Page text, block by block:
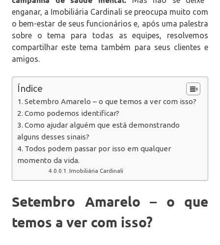
enganar, a Imobiliária Cardinali se preocupa muito com
o bem-estar de seus funcionários e, após uma palestra
sobre o tema para todas as equipes, resolvemos
compartilhar este tema também para seus clientes e
amigos.
Índice
Setembro Amarelo – o que temos a ver com isso?
Como podemos identificar?
Como ajudar alguém que está demonstrando
alguns desses sinais?
Todos podem passar por isso em qualquer
momento da vida.
Imobiliária Cardinali
Setembro Amarelo – o que
temos a ver com isso?